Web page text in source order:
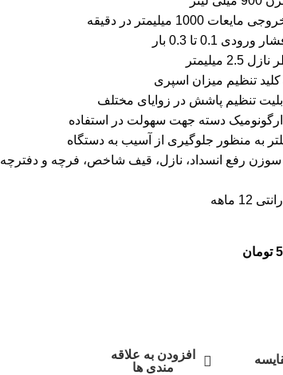
1000 میلیمتر در دقیقه
0.1 تا 0.3 بار
میلیمتر
کلید تنظیم میزان اسپری
تنظیم پاشش در زوایای مختلف
دسته جهت سهولت در استفاده
به منظور جلوگیری از آسیب به دستگاه
سوزن رفع انسداد، نازل، قیف شاخص، فرچه و دفترچه
12 ماهه
تومان
افزودن به علاقه
مندی ها